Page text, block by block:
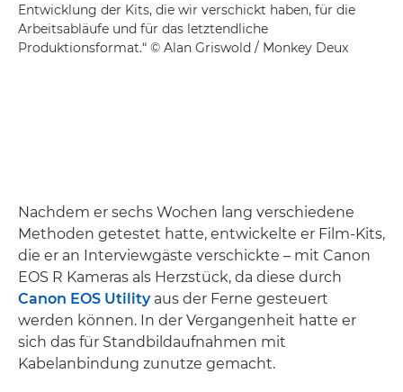
Entwicklung der Kits, die wir verschickt haben, für die
Arbeitsabläufe und für das letztendliche
Produktionsformat.“ © Alan Griswold / Monkey Deux
Nachdem er sechs Wochen lang verschiedene
Methoden getestet hatte, entwickelte er Film-Kits,
die er an Interviewgäste verschickte – mit Canon
EOS R Kameras als Herzstück, da diese durch
Canon EOS Utilityaus der Ferne gesteuert
werden können. In der Vergangenheit hatte er
sich das für Standbildaufnahmen mit
Kabelanbindung zunutze gemacht.